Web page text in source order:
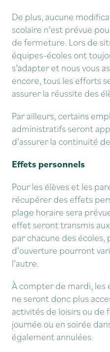
De plus, aucune
scolaire n’est prévue
de fermeture. Lors de
équipes-écoles ont
s’adapter et nous vous
encore, tous les efforts
assurer la réussite des
Par ailleurs, certains
administratifs seront
d’assurer la continuité
Effets personnels
Pour les élèves et les
récupérer des effets
plage horaire sera
effet seront transmis
par chacune des écoles,
d’ouverture pourront
l’autre.
À compter de mardi, les
ne seront donc plus
activités de loisirs ou de
journée ou en soirée
également annulées.